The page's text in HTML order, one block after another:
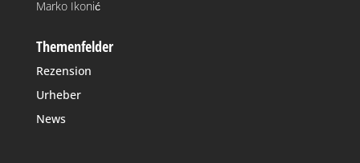
Marko Ikonić
Themenfelder
Rezension
Urheber
News